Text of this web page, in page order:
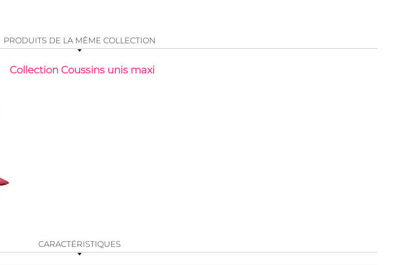
PRODUITS DE LA MÊME COLLECTION
Collection Coussins unis maxi
CARACTÉRISTIQUES